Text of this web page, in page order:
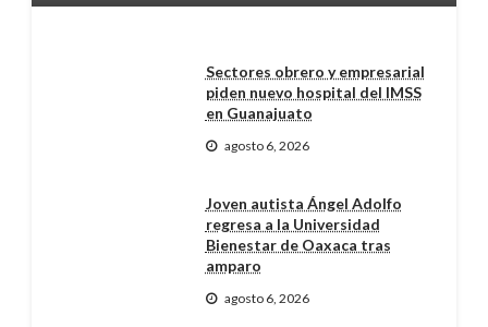
Sectores obrero y empresarial
piden nuevo hospital del IMSS
en Guanajuato
agosto 6, 2026
Joven autista Ángel Adolfo
regresa a la Universidad
Bienestar de Oaxaca tras
amparo
agosto 6, 2026